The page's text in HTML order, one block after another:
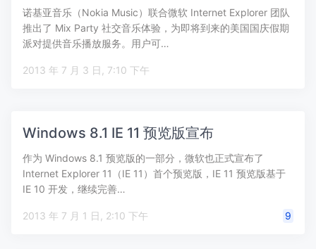
诺基亚音乐（Nokia Music）联合微软 Internet Explorer 团队
推出了 Mix Party 社交音乐体验，为即将到来的美国国庆假期
派对提供音乐播放服务。用户可…
2013 年 7 月 3 日, 7:10 下午
Windows 8.1 IE 11 预览版宣布
作为 Windows 8.1 预览版的一部分，微软也正式宣布了
Internet Explorer 11（IE 11）首个预览版，IE 11 预览版基于
IE 10 开发，继续完善…
2013 年 7 月 1 日, 2:10 下午 9